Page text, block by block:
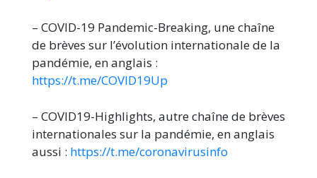
– COVID-19 Pandemic-Breaking, une chaîne
de brèves sur l’évolution internationale de la
pandémie, en anglais :
https://t.me/COVID19Up
– COVID19-Highlights, autre chaîne de brèves
internationales sur la pandémie, en anglais
aussi : https://t.me/coronavirusinfo